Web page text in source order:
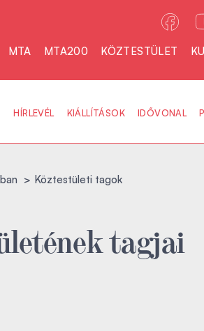
MTA MTA200 KÖZTESTÜLET
HÍRLEVÉL KIÁLLÍTÁSOK IDŐVONAL
Köztestületi tagok
tagjai